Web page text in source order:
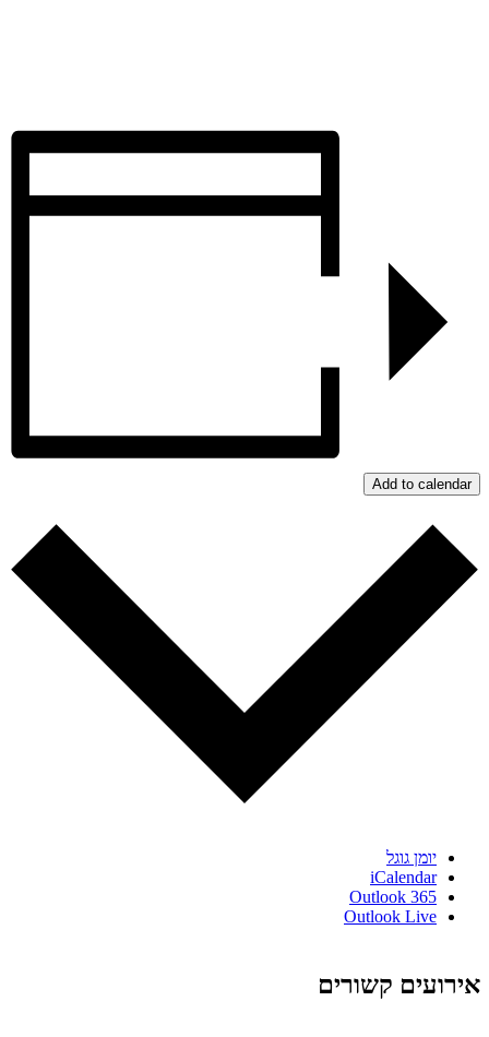
Add to calendar
יומן גוגל
iCalendar
Outlook 365
Outlook Live
אירועים קשורים